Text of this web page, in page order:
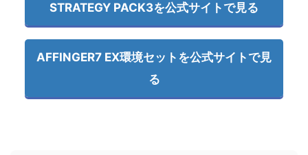
STRATEGY PACK3を公式サイトで見る
AFFINGER7 EX環境セットを公式サイトで見
る